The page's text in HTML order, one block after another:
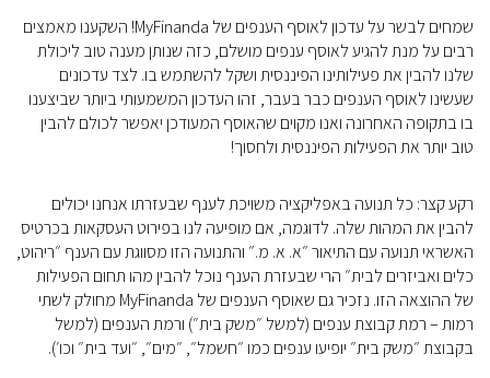
שמחים לבשר על עדכון לאוסף הענפים של MyFinanda! השקענו מאמצים
רבים על מנת להגיע לאוסף ענפים מושלם, כזה שנותן מענה טוב ליכולת
שלנו להבין את פעילותינו הפיננסית ושקל להשתמש בו. לצד עדכונים
שעשינו לאוסף הענפים כבר בעבר, זהו העדכון המשמעותי ביותר שביצענו
בו בתקופה האחרונה ואנו מקוים שהאוסף המעודכן יאפשר לכולם להבין
טוב יותר את הפעילות הפיננסית ולחסוך!
רקע קצר: כל תנועה באפליקציה משויכת לענף שבעזרתו אנחנו יכולים
להבין את המהות שלה. לדוגמה, אם מופיעה לנו בפירוט העסקאות בכרטיס
האשראי תנועה עם התיאור ״א. א. מ.״ והתנועה הזו מסווגת עם הענף ״ריהוט,
כלים ואביזרים לבית״ הרי שבעזרת הענף נוכל להבין מהו תחום הפעילות
של ההוצאה הזו. נזכיר גם שאוסף הענפים של MyFinanda מחולק לשתי
רמות – רמת קבוצת ענפים (למשל ״משק בית״) ורמת הענפים (למשל
בקבוצת ״משק בית״ יופיעו ענפים כמו ״חשמל״, ״מים״, ״ועד בית״ וכו׳).